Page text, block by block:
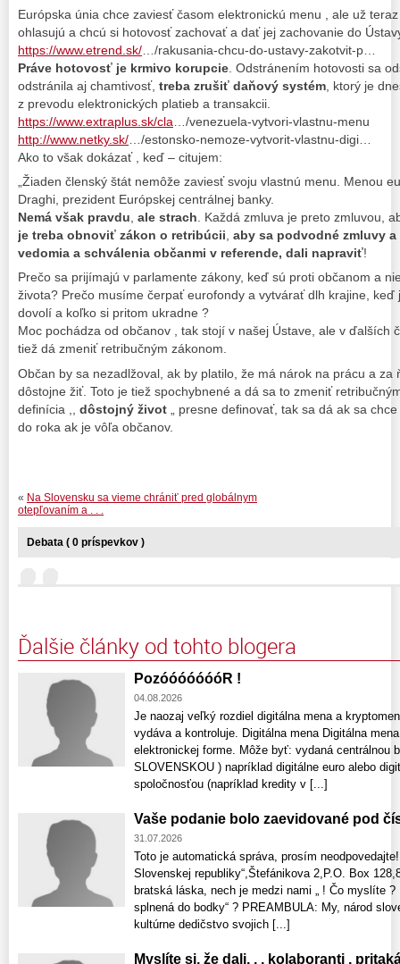
Európska únia chce zaviesť časom elektronickú menu , ale už
ohlasujú a chcú si hotovosť zachovať a dať jej zachovanie do
https://www.etrend.sk/ …/rakusania-chcu-do-ustavy-zakotvit-p…
Práve hotovosť je krmivo korupcie . Odstránením hotovosti sa
odstránila aj chamtivosť, treba zrušiť daňový systém , ktorý je
z prevodu elektronických platieb a transakcii.
https://www.extraplus.sk/cla …/venezuela-vytvori-vlastnu-menu
http://www.netky.sk/ …/estonsko-nemoze-vytvorit-vlastnu-digi…
Ako to však dokázať , keď – citujem:
„Žiaden členský štát nemôže zaviesť svoju vlastnú menu. Menou
Draghi, prezident Európskej centrálnej banky.
Nemá však pravdu, ale strach. Každá zmluva je preto zmluvou,
je treba obnoviť zákon o retribúcii, aby sa podvodné zmluvy
vedomia a schválenia občanmi v referende, dali napraviť!
Prečo sa prijímajú v parlamente zákony, keď sú proti občanom a
života? Prečo musíme čerpať eurofondy a vytvárať dlh krajine, keď
dovolí a koľko si pritom ukradne ?
Moc pochádza od občanov , tak stojí v našej Ústave, ale v ďalších
tiež dá zmeniť retribučným zákonom.
Občan by sa nezadlžoval, ak by platilo, že má nárok na prácu a za
dôstojne žiť. Toto je tiež spochybnené a dá sa to zmeniť
definícia ,, dôstojný život „ presne definovať, tak sa dá ak sa
do roka ak je vôľa občanov.
« Na Slovensku sa vieme chrániť pred globálnym
otepľovaním a . . .
Debata ( 0 príspevkov )
Ďalšie články od tohto blogera
PozóóóóóóóR !
04.08.2026
Je naozaj veľký rozdiel digitálna mena a
vydáva a kontroluje. Digitálna mena Digitálna
elektronickej forme. Môže byť: vydaná centrálnou
SLOVENSKOU ) napríklad digitálne euro alebo
spoločnosťou (napríklad kredity v [...]
Vaše podanie bolo zaevidované pod
31.07.2026
Toto je automatická správa, prosím
Slovenskej republiky“,Štefánikova 2,P.O. Box
bratská láska, nech je medzi nami „ ! Čo myslíte
splnená do bodky“ ? PREAMBULA: My, národ
kultúrne dedičstvo svojich [...]
Myslíte si, že dali, , , kolaboranti ,